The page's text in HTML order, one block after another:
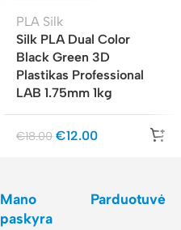
PLA Silk
Silk PLA Dual Color
Black Green 3D
Plastikas Professional
LAB 1.75mm 1kg
€18.00 €12.00
Mano
paskyra
Parduotuvė